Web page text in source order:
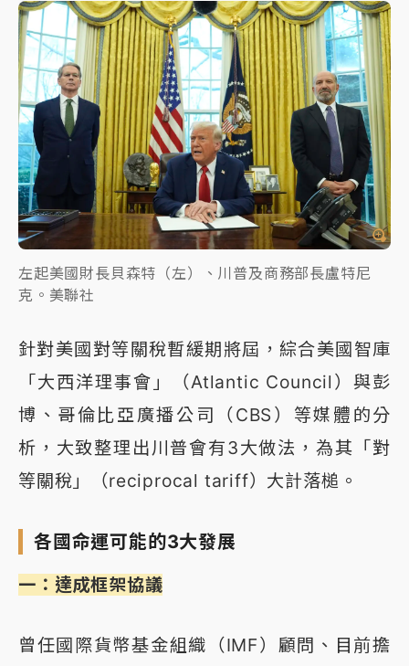
左起美國財長貝森特（左）、川普及商務部長盧特尼
克。美聯社
針對美國對等關稅暫緩期將屆，綜合美國智庫
「大西洋理事會」（Atlantic Council）與彭
博、哥倫比亞廣播公司（CBS）等媒體的分
析，大致整理出川普會有3大做法，為其「對
等關稅」（reciprocal tariff）大計落槌。
各國命運可能的3大發展
一：達成框架協議
曾任國際貨幣基金組織（IMF）顧問、目前擔